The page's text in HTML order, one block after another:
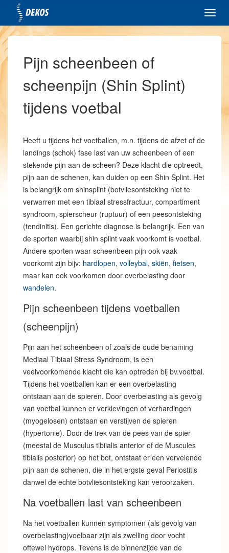
Pijn scheenbeen of
scheenpijn (Shin Splint)
tijdens voetbal
Heeft u tijdens het voetballen, m.n. tijdens de afzet of de
landings (schok) fase last van uw scheenbeen of een
stekende pijn aan de scheen? Deze klacht die optreedt,
pijn aan de schenen, kan duiden op een Shin Splint. Het
is belangrijk om shinsplint (botvliesontsteking niet te
verwarren met een tibiaal stressfractuur, compartiment
syndroom, spierscheur (ruptuur) of een peesontsteking
(tendinitis). Een gerichte diagnose is belangrijk. Een van
de sporten waarbij shin splint vaak voorkomt is voetbal.
Andere sporten waar scheenbeen pijn ook vaak
voorkomt zijn bijv: hardlopen, volleybal, skiën, fietsen,
maar kan ook voorkomen door overbelasting door
wandelen.
Pijn scheenbeen tijdens voetballen
(scheenpijn)
Pijn aan het scheenbeen of zoals de oude benaming
Mediaal Tibiaal Stress Syndroom, is een
veelvoorkomende klacht die kan optreden bij bv.voetbal.
Tijdens het voetballen kan er een overbelasting
ontstaan aan de spieren. Door overbelasting als gevolg
van voetbal kunnen er verklevingen of verhardingen
(myogelosen) ontstaan en verstijven de spieren
(hypertonie). Door de trek van de pees van de spier
(meestal de Musculus tibiialis anterior of de Muscules
tibialis posterior) op het bot, ontstaat er een vervelende
pijn aan de schenen, die in het ergste geval Periostitis
danwel de echte botvliesontsteking kan veroorzaken.
Na voetballen last van scheenbeen
Na het voetballen kunnen symptomen (als gevolg van
overbelasting)voelbaar zijn als zwelling door vocht
oftewel hydrops. Tevens is de binnenzijde van de